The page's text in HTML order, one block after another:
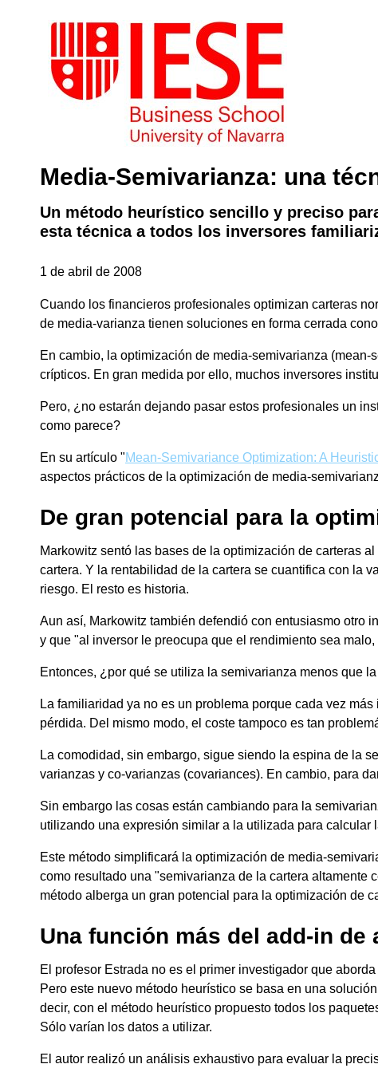
Media-Semivarianza: una
Un método heurístico sencillo y preciso
esta técnica a todos los inversores
1 de abril de 2008
Cuando los financieros profesionales optimizan carteras
de media-varianza tienen soluciones en forma cerrada
En cambio, la optimización de media-semivarianza
crípticos. En gran medida por ello, muchos inversores
Pero, ¿no estarán dejando pasar estos profesionales un
como parece?
En su artículo "Mean-Semivariance Optimization: A
aspectos prácticos de la optimización de media-
De gran potencial para la
Markowitz sentó las bases de la optimización de carteras
cartera. Y la rentabilidad de la cartera se cuantifica con la
riesgo. El resto es historia.
Aun así, Markowitz también defendió con entusiasmo otro
y que "al inversor le preocupa que el rendimiento sea
Entonces, ¿por qué se utiliza la semivarianza menos que
La familiaridad ya no es un problema porque cada vez
pérdida. Del mismo modo, el coste tampoco es tan
La comodidad, sin embargo, sigue siendo la espina de la
varianzas y co-varianzas (covariances). En cambio, para
Sin embargo las cosas están cambiando para la
utilizando una expresión similar a la utilizada para
Este método simplificará la optimización de media-
como resultado una "semivarianza de la cartera altamente
método alberga un gran potencial para la optimización de
Una función más del add-in
El profesor Estrada no es el primer investigador que
Pero este nuevo método heurístico se basa en una
decir, con el método heurístico propuesto todos los
Sólo varían los datos a utilizar.
El autor realizó un análisis exhaustivo para evaluar la